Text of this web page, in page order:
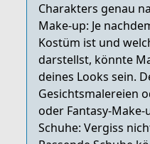
Charakters genau
Make-up: Je
Kostüm ist und
darstellst, könnte
deines Looks sein.
Gesichtsmalereien
oder Fantasy-Make-
Schuhe: Vergiss